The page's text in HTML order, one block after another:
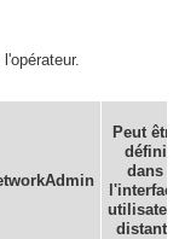
Peut être
défini
dans
distante